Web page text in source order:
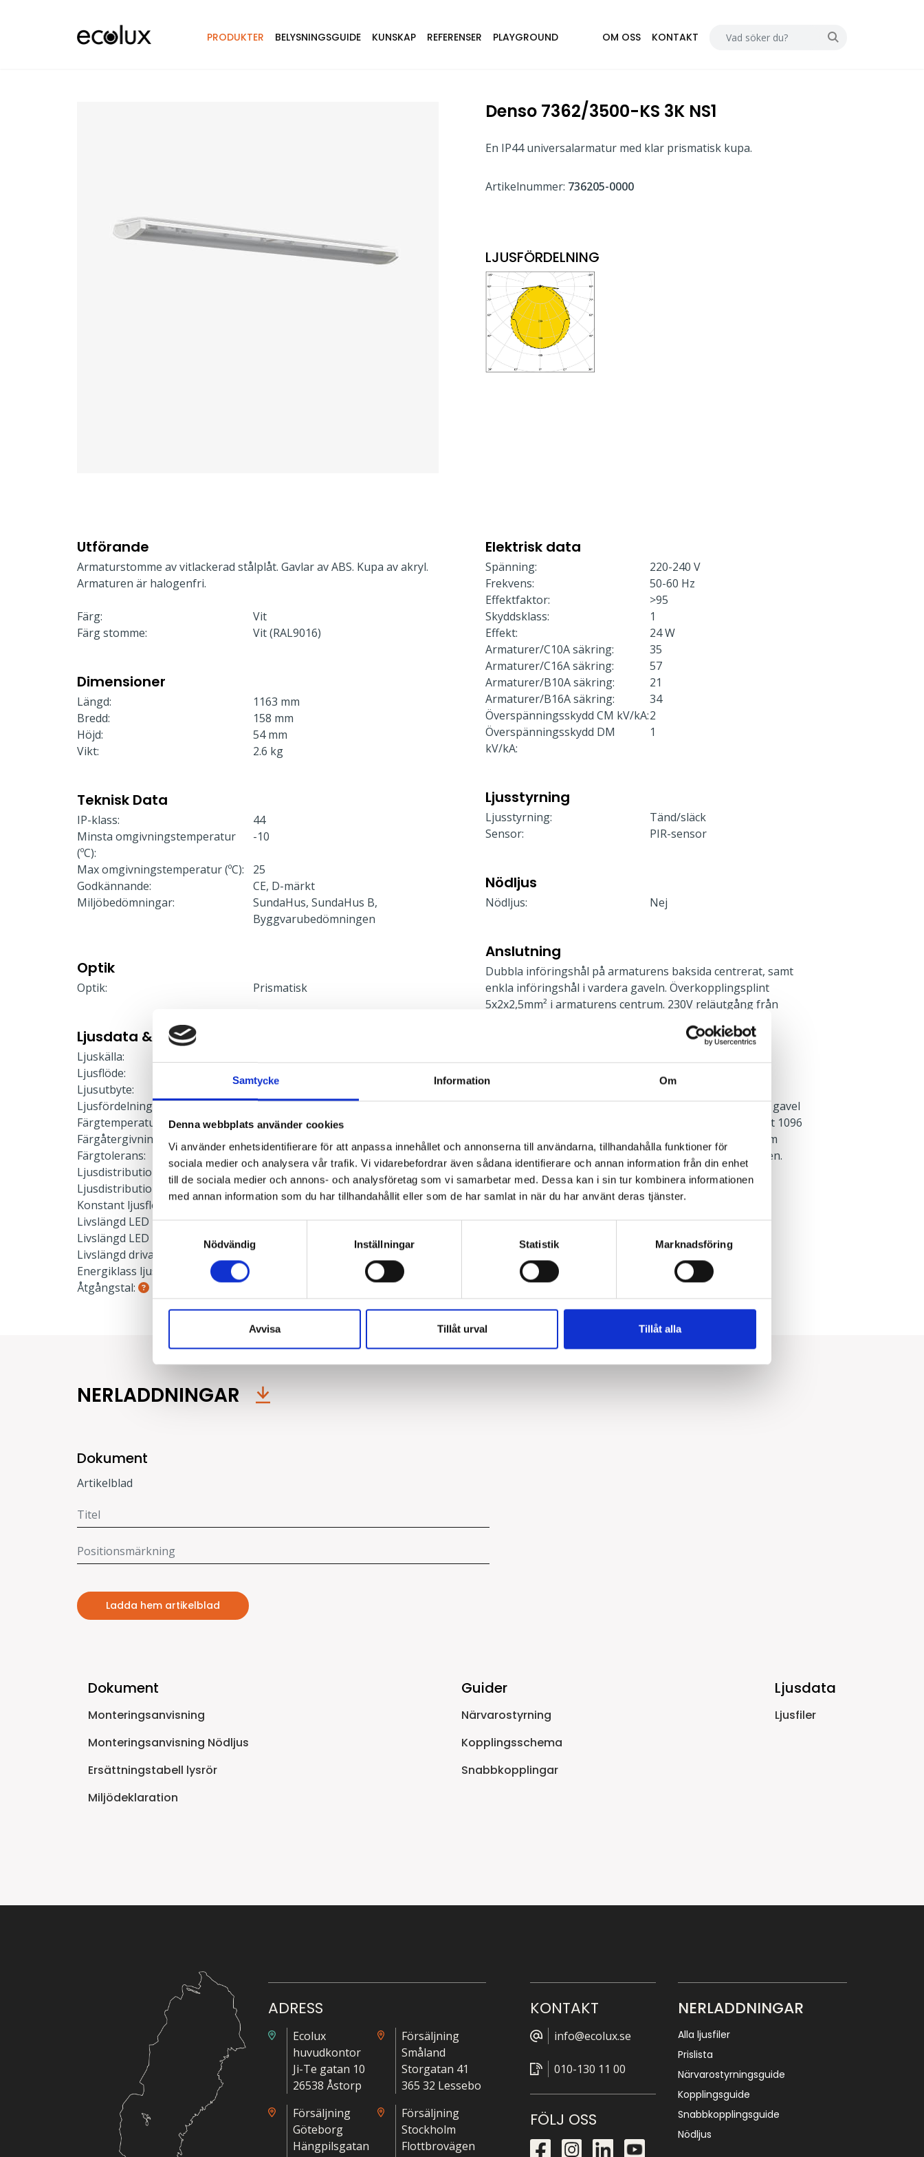
Samtycke Information Om
Denna webbplats använder cookies
Vi använder enhetsidentifierare för att anpassa innehållet och annonserna till användarna, tillhandahålla funktioner för
sociala medier och analysera vår trafik. Vi vidarebefordrar även sådana identifierare och annan information från din enhet
till de sociala medier och annons- och analysföretag som vi samarbetar med. Dessa kan i sin tur kombinera informationen
med annan information som du har tillhandahållit eller som de har samlat in när du har använt deras tjänster.
Nödvändig
Inställningar Statistik Marknadsföring
Avvisa Tillåt urval Tillåt alla
PRODUKTER BELYSNINGSGUIDE KUNSKAP REFERENSER PLAYGROUND OM OSS KONTAKT
Denso 7362/3500-KS 3K NS1
En IP44 universalarmatur med klar prismatisk kupa.
Artikelnummer: 736205-0000
LJUSFÖRDELNING
Utförande
Armaturstomme av vitlackerad stålplåt. Gavlar av ABS. Kupa av akryl.
Armaturen är halogenfri.
Färg:
Vit
Färg stomme:
Vit (RAL9016)
Dimensioner
Längd:
1163 mm
Bredd:
158 mm
Höjd:
54 mm
Vikt:
2.6 kg
Teknisk Data
IP-klass:
44
Minsta omgivningstemperatur
(ºC):
-10
Max omgivningstemperatur (ºC):
25
Godkännande:
CE, D-märkt
Miljöbedömningar:
SundaHus, SundaHus B,
Byggvarubedömningen
Optik
Optik: Prismatisk
Ljusdata & Prestanda
Ljuskälla:
Ljusflöde:
3523 lm
Ljusutbyte:
147 lm/W
Ljusfördelning:
Direkt/Indirekt, Direkt
Färgtemperatur:
3000 K
Färgåtergivning:
≥80
Färgtolerans:
≤3 SDCM
Ljusdistribution upp:
4 %
Ljusdistribution ner:
96 %
Konstant ljusflöde:
Nej
Livslängd LED L90:
50000 h
Livslängd LED L80:
Livslängd drivare:
100000 h
Energiklass ljuskälla:
Åtgångstal:
Elektrisk data
Spänning:
220-240 V
Frekvens:
50-60 Hz
Effektfaktor:
>95
Skyddsklass:
1
Effekt:
24 W
Armaturer/C10A säkring:
35
Armaturer/C16A säkring:
57
Armaturer/B10A säkring:
21
Armaturer/B16A säkring:
34
Överspänningsskydd CM kV/kA:2
Överspänningsskydd DM
kV/kA:
1
Ljusstyrning
Ljusstyrning:
Tänd/släck
Sensor:
PIR-sensor
Nödljus
Nödljus: Nej
Anslutning
Dubbla införingshål på armaturens baksida centrerat, samt
enkla införingshål i vardera gaveln. Överkopplingsplint
5x2x2,5mm² i armaturens centrum. 230V reläutgång från
Montage
Kupan demonteras utan verktyg. Införingshål i vardera gavel
för utanpåliggande kabel. Tvärställda nyckehål, c/c-mått 1096
mm. Skyddsrumsbygel, linfäste och pendelsats finns som
tillbehör. Mer information finns i monteringsanvisningen.
Typ av montage: Dikt tak
NERLADDNINGAR
Dokument
Artikelblad
Ladda hem artikelblad
Dokument
Monteringsanvisning
Monteringsanvisning Nödljus
Ersättningstabell lysrör
Miljödeklaration
Guider
Närvarostyrning
Kopplingsschema
Snabbkopplingar
Ljusdata
Ljusfiler
ADRESS
Ecolux
huvudkontor
Ji-Te gatan 10
26538 Åstorp
Försäljning
Småland
Storgatan 41
365 32 Lessebo
Försäljning
Göteborg
Hängpilsgatan
Försäljning
Stockholm
Flottbrovägen
KONTAKT
info@ecolux.se
010-130 11 00
FÖLJ OSS
NERLADDNINGAR
Alla ljusfiler
Prislista
Närvarostyrningsguide
Kopplingsguide
Snabbkopplingsguide
Nödljus